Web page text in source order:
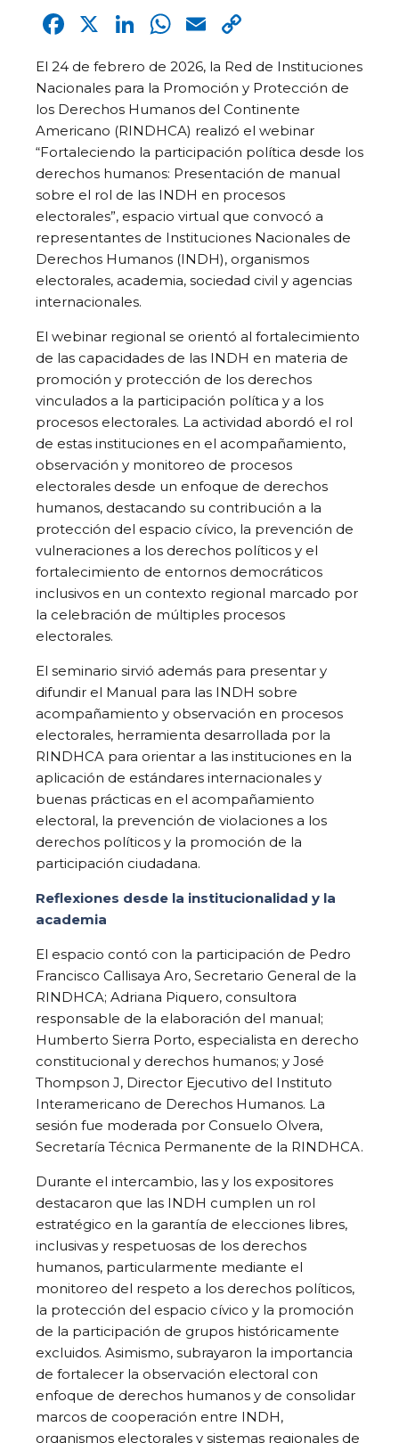
Facebook
X LinkedIn
WhatsApp
Email
Link
El 24 de febrero de 2026, la Red de Instituciones
Nacionales para la Promoción y Protección de
los Derechos Humanos del Continente
Americano (RINDHCA) realizó el webinar
“Fortaleciendo la participación política desde los
derechos humanos: Presentación de manual
sobre el rol de las INDH en procesos
electorales”, espacio virtual que convocó a
representantes de Instituciones Nacionales de
Derechos Humanos (INDH), organismos
electorales, academia, sociedad civil y agencias
internacionales.
El webinar regional se orientó al fortalecimiento
de las capacidades de las INDH en materia de
promoción y protección de los derechos
vinculados a la participación política y a los
procesos electorales. La actividad abordó el rol
de estas instituciones en el acompañamiento,
observación y monitoreo de procesos
electorales desde un enfoque de derechos
humanos, destacando su contribución a la
protección del espacio cívico, la prevención de
vulneraciones a los derechos políticos y el
fortalecimiento de entornos democráticos
inclusivos en un contexto regional marcado por
la celebración de múltiples procesos
electorales.
El seminario sirvió además para presentar y
difundir el Manual para las INDH sobre
acompañamiento y observación en procesos
electorales, herramienta desarrollada por la
RINDHCA para orientar a las instituciones en la
aplicación de estándares internacionales y
buenas prácticas en el acompañamiento
electoral, la prevención de violaciones a los
derechos políticos y la promoción de la
participación ciudadana.
Reflexiones desde la institucionalidad y la
academia
El espacio contó con la participación de Pedro
Francisco Callisaya Aro, Secretario General de la
RINDHCA; Adriana Piquero, consultora
responsable de la elaboración del manual;
Humberto Sierra Porto, especialista en derecho
constitucional y derechos humanos; y José
Thompson J, Director Ejecutivo del Instituto
Interamericano de Derechos Humanos. La
sesión fue moderada por Consuelo Olvera,
Secretaría Técnica Permanente de la RINDHCA.
Durante el intercambio, las y los expositores
destacaron que las INDH cumplen un rol
estratégico en la garantía de elecciones libres,
inclusivas y respetuosas de los derechos
humanos, particularmente mediante el
monitoreo del respeto a los derechos políticos,
la protección del espacio cívico y la promoción
de la participación de grupos históricamente
excluidos. Asimismo, subrayaron la importancia
de fortalecer la observación electoral con
enfoque de derechos humanos y de consolidar
marcos de cooperación entre INDH,
organismos electorales y sistemas regionales de